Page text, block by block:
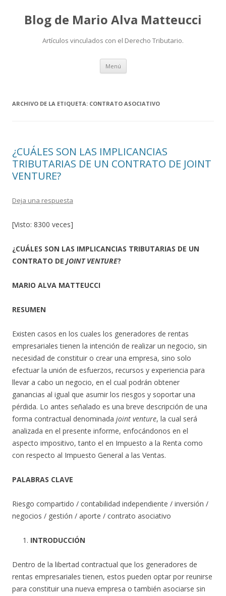
Blog de Mario Alva Matteucci
Artículos vinculados con el Derecho Tributario.
Menú Ir
contenido
ARCHIVO DE LA ETIQUETA: CONTRATO ASOCIATIVO
¿CUÁLES SON LAS IMPLICANCIAS
TRIBUTARIAS DE UN CONTRATO DE JOINT
VENTURE?
Deja una respuesta
[Visto: 8300 veces]
¿CUÁLES SON LAS IMPLICANCIAS TRIBUTARIAS DE UN
CONTRATO DE JOINT VENTURE?
MARIO ALVA MATTEUCCI
RESUMEN
Existen casos en los cuales los generadores de rentas
empresariales tienen la intención de realizar un negocio, sin
necesidad de constituir o crear una empresa, sino solo
efectuar la unión de esfuerzos, recursos y experiencia para
llevar a cabo un negocio, en el cual podrán obtener
ganancias al igual que asumir los riesgos y soportar una
pérdida. Lo antes señalado es una breve descripción de una
forma contractual denominada joint venture, la cual será
analizada en el presente informe, enfocándonos en el
aspecto impositivo, tanto el en Impuesto a la Renta como
con respecto al Impuesto General a las Ventas.
PALABRAS CLAVE
Riesgo compartido / contabilidad independiente / inversión /
negocios / gestión / aporte / contrato asociativo
INTRODUCCIÓN
Dentro de la libertad contractual que los generadores de
rentas empresariales tienen, estos pueden optar por reunirse
para constituir una nueva empresa o también asociarse sin